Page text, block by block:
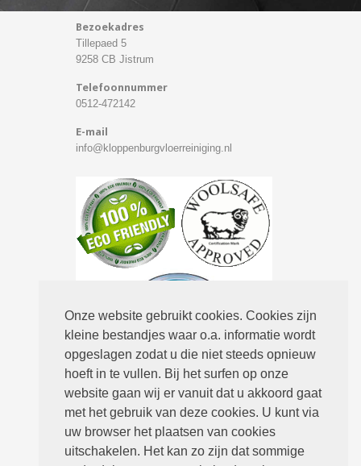
Onze website gebruikt cookies. Cookies zijn
kleine bestandjes waar o.a. informatie wordt
opgeslagen zodat u die niet steeds opnieuw
hoeft in te vullen. Bij het surfen op onze
website gaan wij er vanuit dat u akkoord gaat
met het gebruik van deze cookies. U kunt via
uw browser het plaatsen van cookies
uitschakelen. Het kan zo zijn dat sommige
Bezoekadres
Tillepaed 5
9258 CB Jistrum
Telefoonnummer
0512-472142
E-mail
info@kloppenburgvloerreiniging.nl
Routebeschrijving